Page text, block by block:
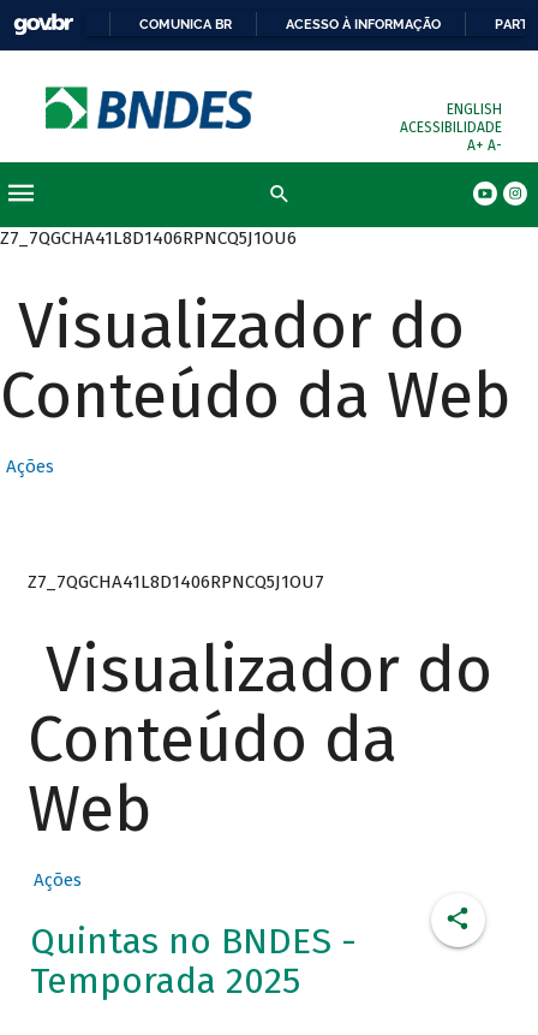
COMUNICA BR ACESSO À INFORMAÇÃO
ENGLISH
ACESSIBILIDADE
A+ A-
Z7_7QGCHA41L8D1406RPNCQ5J1OU6
Visualizador do
Conteúdo da Web
Ações
Z7_7QGCHA41L8D1406RPNCQ5J1OU7
Visualizador do
Conteúdo da
Web
Ações
Quintas no BNDES -
Temporada 2025